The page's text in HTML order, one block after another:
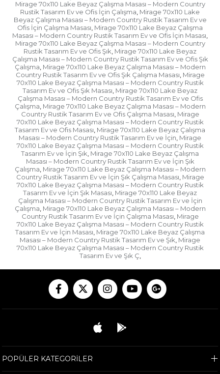
Mirage 70x110 Lake Beyaz Çalışma Masası – Modern Country
Rustik Tasarım Ev ve Ofis İçin Çalışma Mirage 70x110 Lake
Beyaz Çalışma Masası – Modern Country Rustik Tasarım Ev ve
Ofis İçin Çalışma Masası Mirage 70x110 Lake Beyaz Çalışma
Masası – Modern Country Rustik Tasarım Ev ve Ofis İçin Masası
Mirage 70x110 Lake Beyaz Çalışma Masası – Modern Country
Rustik Tasarım Ev ve Ofis Şık Mirage 70x110 Lake Beyaz
Çalışma Masası – Modern Country Rustik Tasarım Ev ve Ofis Şık
Çalışma Mirage 70x110 Lake Beyaz Çalışma Masası – Modern
Country Rustik Tasarım Ev ve Ofis Şık Çalışma Masası Mirage
70x110 Lake Beyaz Çalışma Masası – Modern Country Rustik
Tasarım Ev ve Ofis Şık Masası Mirage 70x110 Lake Beyaz
Çalışma Masası – Modern Country Rustik Tasarım Ev ve Ofis
Çalışma Mirage 70x110 Lake Beyaz Çalışma Masası – Modern
Country Rustik Tasarım Ev ve Ofis Çalışma Masası Mirage
70x110 Lake Beyaz Çalışma Masası – Modern Country Rustik
Tasarım Ev ve Ofis Masası Mirage 70x110 Lake Beyaz Çalışma
Masası – Modern Country Rustik Tasarım Ev ve İçin Mirage
70x110 Lake Beyaz Çalışma Masası – Modern Country Rustik
Tasarım Ev ve İçin Şık Mirage 70x110 Lake Beyaz Çalışma
Masası – Modern Country Rustik Tasarım Ev ve İçin Şık
Çalışma Mirage 70x110 Lake Beyaz Çalışma Masası – Modern
Country Rustik Tasarım Ev ve İçin Şık Çalışma Masası Mirage
70x110 Lake Beyaz Çalışma Masası – Modern Country Rustik
Tasarım Ev ve İçin Şık Masası Mirage 70x110 Lake Beyaz
Çalışma Masası – Modern Country Rustik Tasarım Ev ve İçin
Çalışma Mirage 70x110 Lake Beyaz Çalışma Masası – Modern
Country Rustik Tasarım Ev ve İçin Çalışma Masası Mirage
70x110 Lake Beyaz Çalışma Masası – Modern Country Rustik
Tasarım Ev ve İçin Masası Mirage 70x110 Lake Beyaz Çalışma
Masası – Modern Country Rustik Tasarım Ev ve Şık Mirage
70x110 Lake Beyaz Çalışma Masası – Modern Country Rustik
Tasarım Ev ve Şık Ç
POPÜLER KATEGORİLER